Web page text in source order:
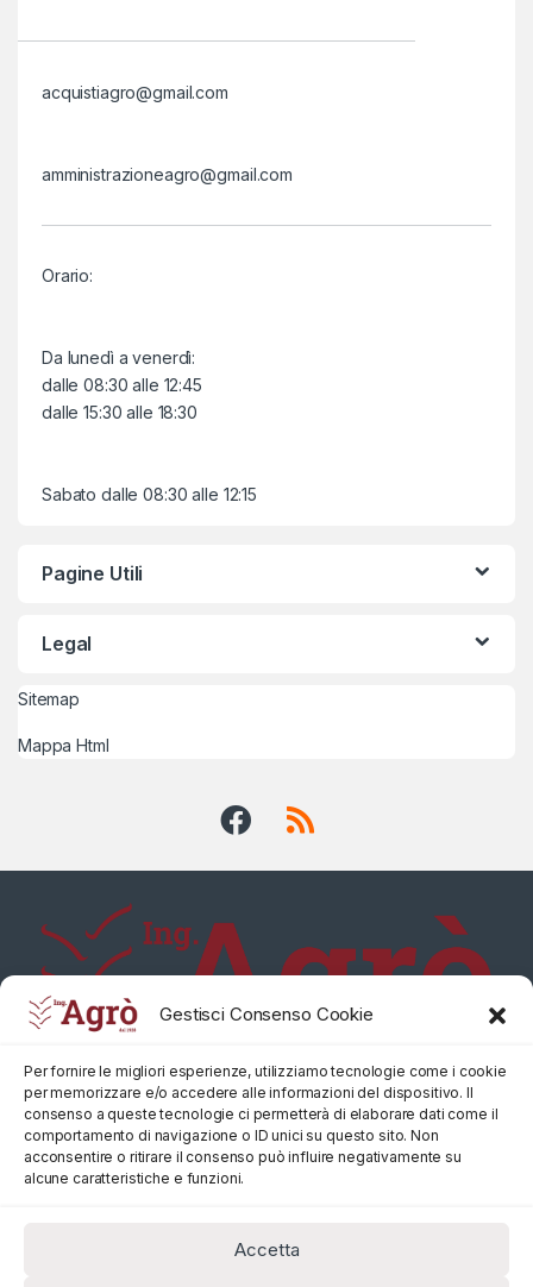
Gestisci Consenso Cookie
Per fornire le migliori esperienze, utilizziamo tecnologie come i cookie
per memorizzare e/o accedere alle informazioni del dispositivo. Il
consenso a queste tecnologie ci permetterà di elaborare dati come il
comportamento di navigazione o ID unici su questo sito. Non
acconsentire o ritirare il consenso può influire negativamente su
alcune caratteristiche e funzioni.
Accetta
acquistiagro@gmail.com
amministrazioneagro@gmail.com
Orario:
Da lunedì a venerdì:
dalle 08:30 alle 12:45
dalle 15:30 alle 18:30
Sabato dalle 08:30 alle 12:15
Pagine Utili
Legal
Sitemap
Mappa Html